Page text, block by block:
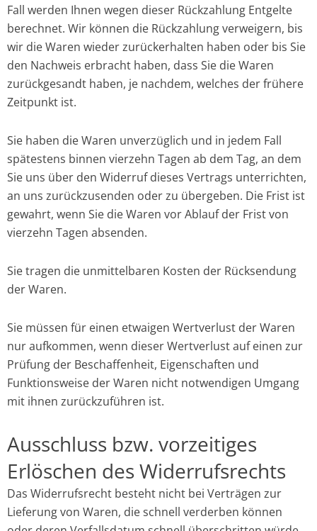
Fall werden Ihnen wegen dieser Rückzahlung Entgelte
berechnet. Wir können die Rückzahlung verweigern, bis
wir die Waren wieder zurückerhalten haben oder bis Sie
den Nachweis erbracht haben, dass Sie die Waren
zurückgesandt haben, je nachdem, welches der frühere
Zeitpunkt ist.
Sie haben die Waren unverzüglich und in jedem Fall
spätestens binnen vierzehn Tagen ab dem Tag, an dem
Sie uns über den Widerruf dieses Vertrags unterrichten,
an uns zurückzusenden oder zu übergeben. Die Frist ist
gewahrt, wenn Sie die Waren vor Ablauf der Frist von
vierzehn Tagen absenden.
Sie tragen die unmittelbaren Kosten der Rücksendung
der Waren.
Sie müssen für einen etwaigen Wertverlust der Waren
nur aufkommen, wenn dieser Wertverlust auf einen zur
Prüfung der Beschaffenheit, Eigenschaften und
Funktionsweise der Waren nicht notwendigen Umgang
mit ihnen zurückzuführen ist.
Ausschluss bzw. vorzeitiges
Erlöschen des Widerrufsrechts
Das Widerrufsrecht besteht nicht bei Verträgen zur
Lieferung von Waren, die schnell verderben können